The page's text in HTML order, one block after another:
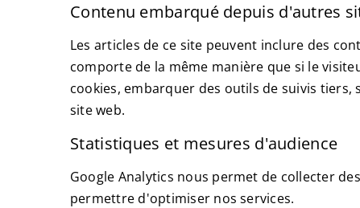
Contenu embarqué depuis d'autres
Les articles de ce site peuvent inclure des
comporte de la même manière que si le
cookies, embarquer des outils de suivis
site web.
Statistiques et mesures d'audience
Google Analytics nous permet de collecter
permettre d'optimiser nos services.